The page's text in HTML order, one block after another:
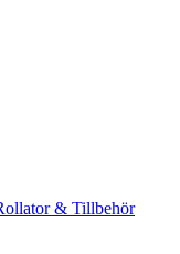
& Tillbehör